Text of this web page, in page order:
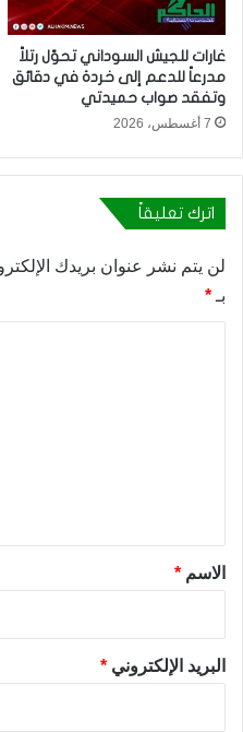
غارات للجيش السوداني تحوّل رتلاً
مدرعاً للدعم إلى خردة في دقائق
وتفقد صواب حميدتي
7 أغسطس، 2026
اترك تعليقاً
لن يتم نشر عنوان بريدك
بـ *
*الاسم *
البريد الإلكتروني *